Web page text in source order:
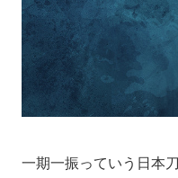
一期一振っていう日本